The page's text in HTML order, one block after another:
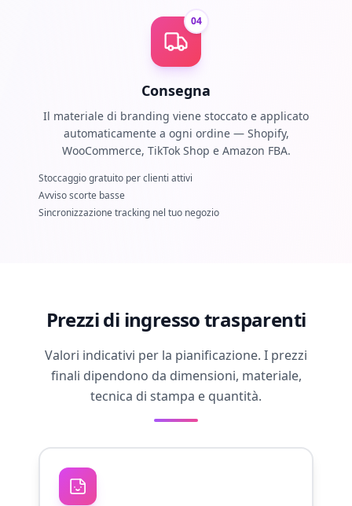
04
Consegna
Il materiale di branding viene stoccato e applicato
automaticamente a ogni ordine — Shopify,
WooCommerce, TikTok Shop e Amazon FBA.
Stoccaggio gratuito per clienti attivi
Avviso scorte basse
Sincronizzazione tracking nel tuo negozio
Prezzi di ingresso trasparenti
Valori indicativi per la pianificazione. I prezzi
finali dipendono da dimensioni, materiale,
tecnica di stampa e quantità.